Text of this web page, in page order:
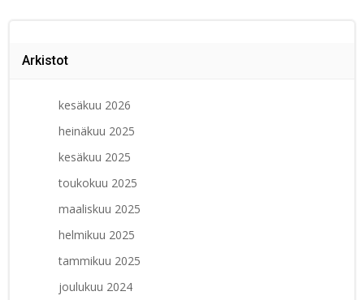
Arkistot
kesäkuu 2026
heinäkuu 2025
kesäkuu 2025
toukokuu 2025
maaliskuu 2025
helmikuu 2025
tammikuu 2025
joulukuu 2024